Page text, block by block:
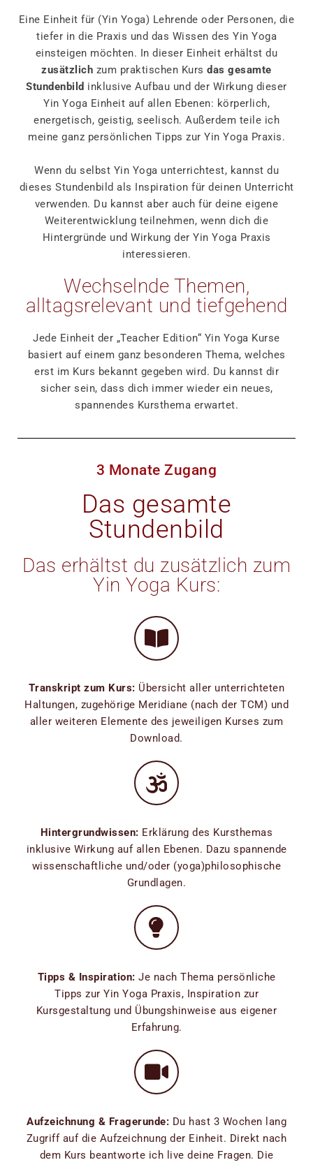
Eine Einheit für (Yin Yoga) Lehrende oder Personen, die
tiefer in die Praxis und das Wissen des Yin Yoga
einsteigen möchten. In dieser Einheit erhältst du
zusätzlich zum praktischen Kursdas gesamte
Stundenbild inklusive Aufbau und der Wirkung dieser
Yin Yoga Einheit auf allen Ebenen: körperlich,
energetisch, geistig, seelisch. Außerdem teile ich
meine ganz persönlichen Tipps zur Yin Yoga Praxis.
Wenn du selbst Yin Yoga unterrichtest, kannst du
dieses Stundenbild als Inspiration für deinen Unterricht
verwenden. Du kannst aber auch für deine eigene
Weiterentwicklung teilnehmen, wenn dich die
Hintergründe und Wirkung der Yin Yoga Praxis
interessieren.
Wechselnde Themen,
alltagsrelevant und tiefgehend
Jede Einheit der „Teacher Edition“ Yin Yoga Kurse
basiert auf einem ganz besonderen Thema, welches
erst im Kurs bekannt gegeben wird. Du kannst dir
sicher sein, dass dich immer wieder ein neues,
spannendes Kursthema erwartet.
3 Monate Zugang
Das gesamte
Stundenbild
Das erhältst du zusätzlich zum
Yin Yoga Kurs:
Transkript zum Kurs: Übersicht aller unterrichteten
Haltungen, zugehörige Meridiane (nach der TCM) und
aller weiteren Elemente des jeweiligen Kurses zum
Download.
Hintergrundwissen: Erklärung des Kursthemas
inklusive Wirkung auf allen Ebenen. Dazu spannende
wissenschaftliche und/oder (yoga)philosophische
Grundlagen.
Tipps & Inspiration: Je nach Thema persönliche
Tipps zur Yin Yoga Praxis, Inspiration zur
Kursgestaltung und Übungshinweise aus eigener
Erfahrung.
Aufzeichnung & Fragerunde: Du hast 3 Wochen lang
Zugriff auf die Aufzeichnung der Einheit. Direkt nach
dem Kurs beantworte ich live deine Fragen. Die